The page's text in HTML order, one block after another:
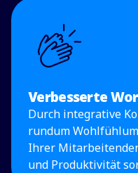
Verbesserte
Durch integrative
rundum
Ihrer
und Produktivität